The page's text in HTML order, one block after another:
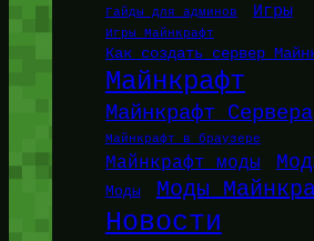
Гайды для админов Игры
Игры Майнкрафт
Как создать сервер
Майнкрафт
Майнкрафт Сервера
Майнкрафт в браузере
Майнкрафт моды
Моды Моды
Новости